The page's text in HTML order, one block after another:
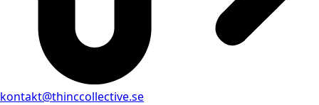
kontakt@thinccollective.se